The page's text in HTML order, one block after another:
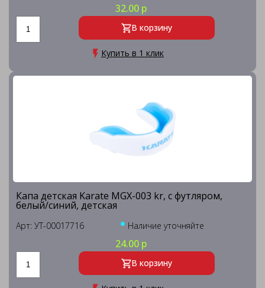
32.00 р
В корзину
Купить в 1 клик
Капа детская Karate MGX-003 kr, с футляром,
белый/синий, детская
Арт: УТ-00017716 Наличие уточняйте
24.00 р
В корзину